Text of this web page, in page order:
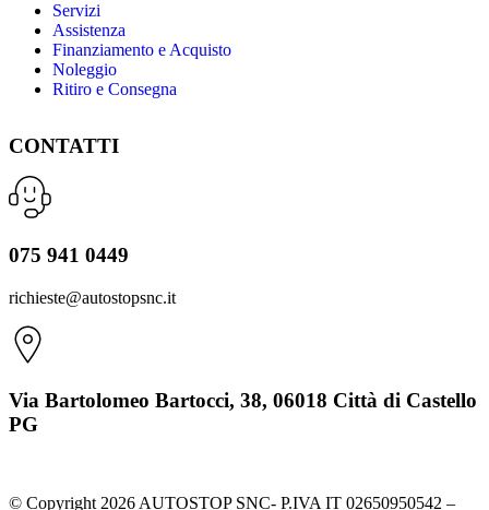
Servizi
Assistenza
Finanziamento e Acquisto
Noleggio
Ritiro e Consegna
CONTATTI
075 941 0449
richieste@autostopsnc.it
Via Bartolomeo Bartocci, 38, 06018 Città di Castello
PG
© Copyright 2026 AUTOSTOP SNC- P.IVA IT 02650950542 –